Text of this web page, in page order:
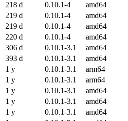
218 d
0.10.1-4 amd64
219 d
0.10.1-4 amd64
219 d
0.10.1-4 amd64
220 d
0.10.1-4 amd64
306 d
0.10.1-3.1 amd64
393 d
0.10.1-3.1 amd64
1 y
0.10.1-3.1 arm64
1 y
0.10.1-3.1 arm64
1 y
0.10.1-3.1 amd64
1 y
0.10.1-3.1 amd64
1 y
0.10.1-3.1 amd64